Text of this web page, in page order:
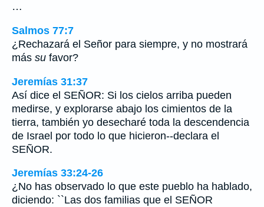
…
Salmos 77:7
¿Rechazará el Señor para siempre, y no mostrará
más su favor?
Jeremías 31:37
Así dice el SEÑOR: Si los cielos arriba pueden
medirse, y explorarse abajo los cimientos de la
tierra, también yo desecharé toda la descendencia
de Israel por todo lo que hicieron--declara el
SEÑOR.
Jeremías 33:24-26
¿No has observado lo que este pueblo ha hablado,
diciendo: ``Las dos familias que el SEÑOR